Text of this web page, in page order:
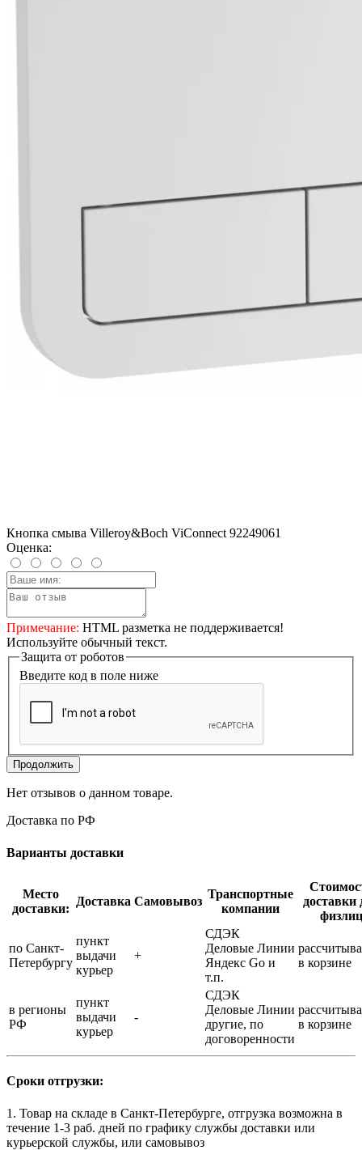
Кнопка смыва Villeroy&Boch ViConnect 92249061
Оценка:
Примечание: HTML разметка не поддерживается!
Используйте обычный текст.
Защита от роботов
Введите код в поле ниже
Продолжить
Нет отзывов о данном товаре.
Доставка по РФ
Варианты доставки
Место
доставки:
Доставка Самовывоз
Транспортные
компании
доставки
физлиц
по Санкт-
Петербургу
пункт
выдачи
курьер
+
СДЭК
Деловые Линии
Яндекс Go и
т.п.
в корзине
в регионы
РФ
пункт
выдачи
курьер
-
СДЭК
Деловые Линии
другие, по
договоренности
в корзине
Сроки отгрузки:
1. Товар на складе в Санкт-Петербурге, отгрузка возможна в
течение 1-3 раб. дней по графику службы доставки или
курьерской службы, или самовывоз